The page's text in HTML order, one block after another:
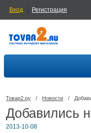
Вход Регистрация
Товар2.ру / Новости /
Добавились
2013-10-08